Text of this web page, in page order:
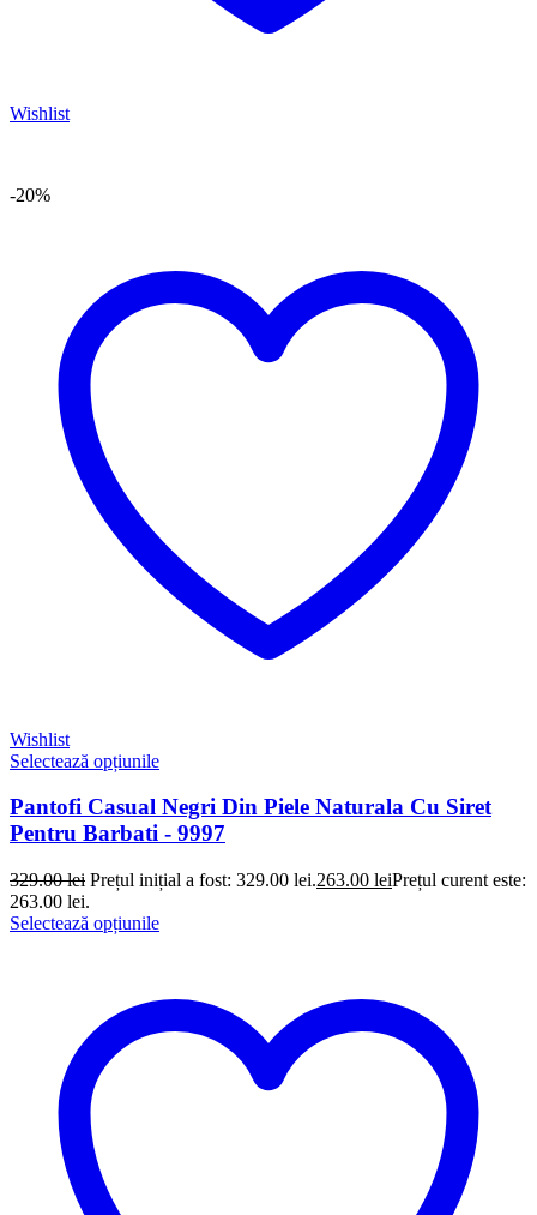
Wishlist
-20%
Wishlist
Selectează opțiunile
Pantofi Casual Negri Din Piele Naturala Cu Siret
Pentru Barbati - 9997
329.00lei Prețul inițial a fost: 329.00 lei.263.00 leiPrețul curent este:
263.00 lei.
Selectează opțiunile